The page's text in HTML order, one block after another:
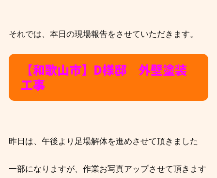
それでは、本日の現場報告をさせていただきます。
【和歌山市】D様邸 外壁塗装
工事
昨日は、午後より足場解体を進めさせて頂きました
一部になりますが、作業お写真アップさせて頂きます